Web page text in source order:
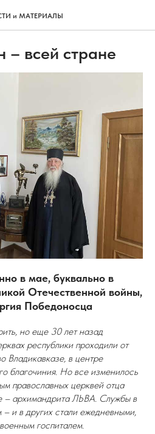
и МАТЕРИАЛЫ
всей стране
в мае, буквально в
Отечественной войны,
Победоносца
но еще 30 лет назад
республики проходили от
Владикавказе, в центре
благочиния. Но все изменилось
православных церквей отца
архимандрита ЛЬВА. Службы в
и в других стали ежедневными,
госпиталем.